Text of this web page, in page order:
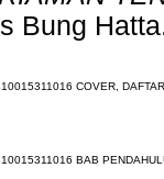
Bung
COVER,
BAB